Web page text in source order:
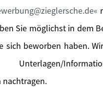
Sie möglichst in dem
sich beworben haben.
Unterlagen/
nachtragen.